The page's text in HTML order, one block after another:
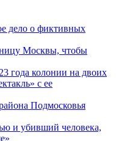
дело о фиктивных
Москвы, чтобы
года колонии на двоих
с ее
Подмосковья
и убивший человека,